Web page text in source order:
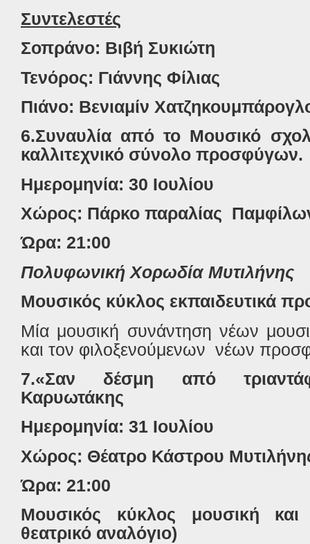
Συντελεστές
Σοπράνο: Βιβή Συκιώτη
Τενόρος: Γιάννης Φίλιας
Πιάνο: Βενιαμίν
6.Συναυλία από το Μουσικό
καλλιτεχνικό σύνολο προσφύγων.
Ημερομηνία: 30 Ιουλίου
Χώρος: Πάρκο παραλίας
Ώρα: 21:00
Πολυφωνική Χορωδία Μυτιλήνης
Μουσικός κύκλος εκπαιδευτικά
Μία μουσική συνάντηση νέων
και τον φιλοξενούμενων νέων
7.«Σαν δέσμη από
Καρυωτάκης
Ημερομηνία: 31 Ιουλίου
Χώρος: Θέατρο Κάστρου
Ώρα: 21:00
Μουσικός κύκλος μουσική και
θεατρικό αναλόγιο)